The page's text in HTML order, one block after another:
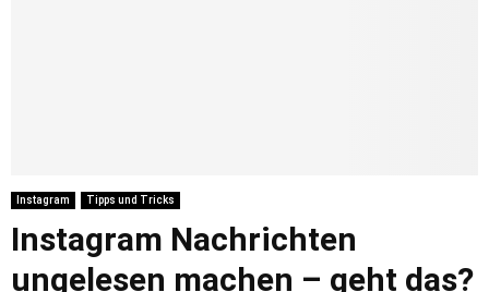
Instagram Tipps und Tricks
Instagram Nachrichten
ungelesen machen – geht das?